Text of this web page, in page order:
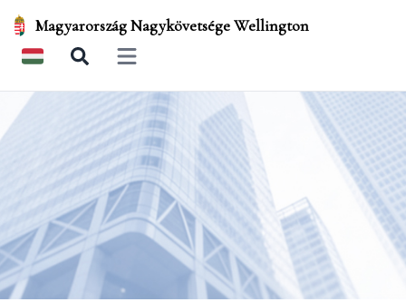
Magyarország Nagykövetsége Wellington
Open main menu